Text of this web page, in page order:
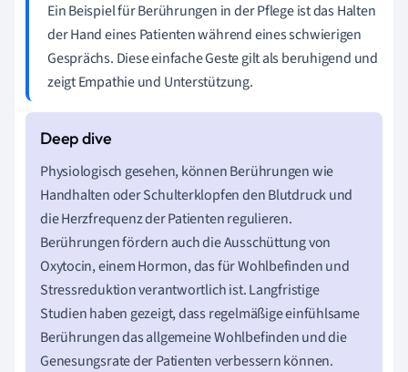
Ein Beispiel für Berührungen in der Pflege ist das Halten
der Hand eines Patienten während eines schwierigen
Gesprächs. Diese einfache Geste gilt als beruhigend und
zeigt Empathie und Unterstützung.
Physiologisch gesehen, können Berührungen wie
Handhalten oder Schulterklopfen den Blutdruck und
die Herzfrequenz der Patienten regulieren.
Berührungen fördern auch die Ausschüttung von
Oxytocin, einem Hormon, das für Wohlbefinden und
Stressreduktion verantwortlich ist. Langfristige
Studien haben gezeigt, dass regelmäßige einfühlsame
Berührungen das allgemeine Wohlbefinden und die
Genesungsrate der Patienten verbessern können.